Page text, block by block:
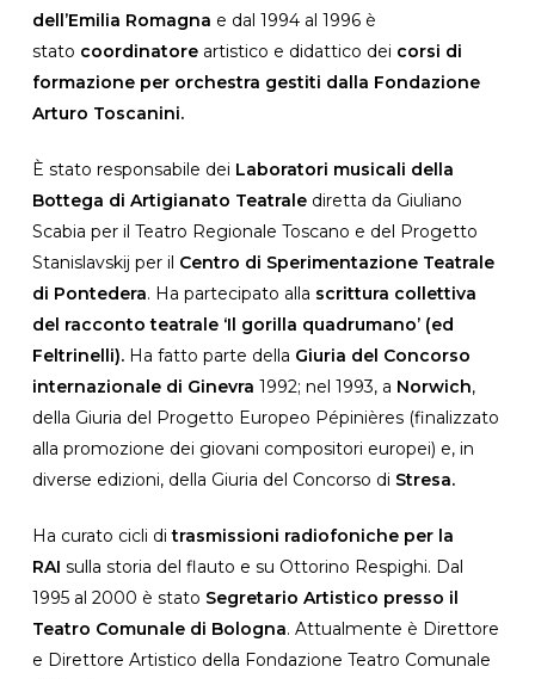
dell’Emilia Romagna e dal 1994 al 1996 è
stato coordinatore artistico e didattico dei corsi di
formazione per orchestra gestiti dalla Fondazione
Arturo Toscanini.
È stato responsabile dei Laboratori musicali della
Bottega di Artigianato Teatralediretta da Giuliano
Scabia per il Teatro Regionale Toscano e del Progetto
Stanislavskij per il Centro di Sperimentazione Teatrale
di Pontedera. Ha partecipato alla scrittura collettiva
del racconto teatrale ‘Il gorilla quadrumano’ (ed
Feltrinelli). Ha fatto parte della Giuria del Concorso
internazionale di Ginevra 1992; nel 1993, a Norwich,
della Giuria del Progetto Europeo Pépinières (finalizzato
alla promozione dei giovani compositori europei) e, in
diverse edizioni, della Giuria del Concorso di Stresa.
Ha curato cicli ditrasmissioni radiofoniche per la
RAI sulla storia del flauto e su Ottorino Respighi. Dal
1995 al 2000 è stato Segretario Artistico presso il
Teatro Comunale di Bologna. Attualmente è Direttore
e Direttore Artistico della Fondazione Teatro Comunale